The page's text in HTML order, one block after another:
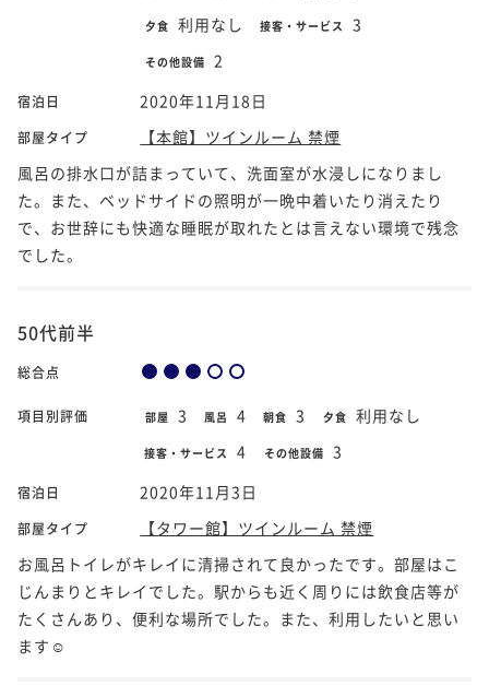
夕食 利用なし 接客・サービス 3
その他設備 2
宿泊日 2020年11月18日
部屋タイプ
【本館】ツインルーム 禁煙
風呂の排水口が詰まっていて、洗面室が水浸しになりまし
た。また、ベッドサイドの照明が一晩中着いたり消えたり
で、お世辞にも快適な睡眠が取れたとは言えない環境で残念
でした。
50代前半
総合点
項目別評価 部屋 3 風呂 4 朝食 3 夕食 利用なし
接客・サービス 4 その他設備 3
宿泊日 2020年11月3日
部屋タイプ
【タワー館】ツインルーム 禁煙
お風呂トイレがキレイに清掃されて良かったです。部屋はこ
じんまりとキレイでした。駅からも近く周りには飲食店等が
たくさんあり、便利な場所でした。また、利用したいと思い
ます☺️